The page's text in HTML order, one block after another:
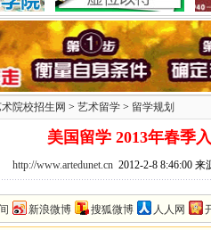
院校招生网 > 艺术留学 > 留学规划
美国留学 2013年春季
http://www.artedunet.cn 2012-2-8 8:46:00
新浪微博 搜狐微博 人人网